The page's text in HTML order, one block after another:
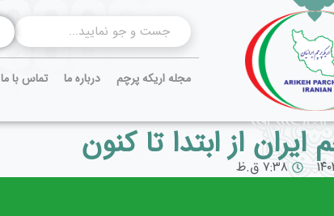
مجله اریکه پرچم درباره ما تماس با ما
از ابتدا تا کنون
۷:۳۸ ق.ظ